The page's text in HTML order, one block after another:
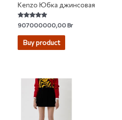
Kenzo Юбка джинсовая
Rated
5.00
out of 5
907000000,00Br
Buy product